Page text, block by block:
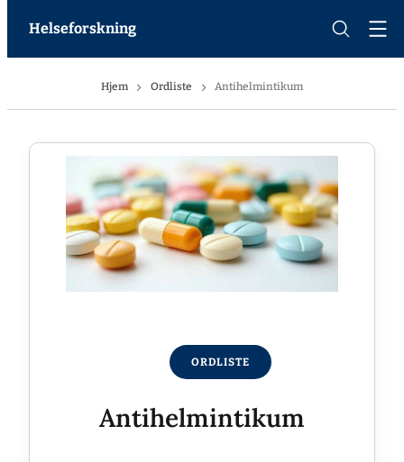
Helseforskning
Hjem Ordliste Antihelmintikum
ORDLISTE
Antihelmintikum